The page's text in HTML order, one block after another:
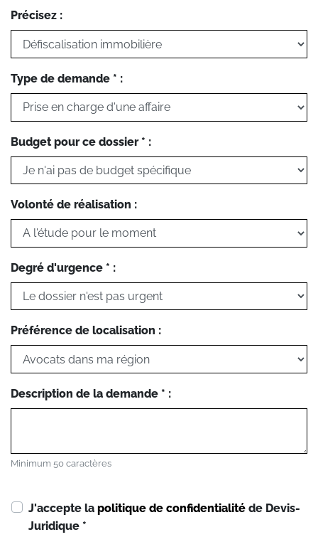
Précisez :
Type de demande * :
Budget pour ce dossier * :
Volonté de réalisation :
Degré d'urgence * :
Préférence de localisation :
Description de la demande * :
Minimum 50 caractères
J'accepte la politique de confidentialité de Devis-
Juridique *